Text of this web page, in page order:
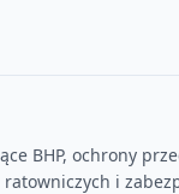
BHP, ochrony
i